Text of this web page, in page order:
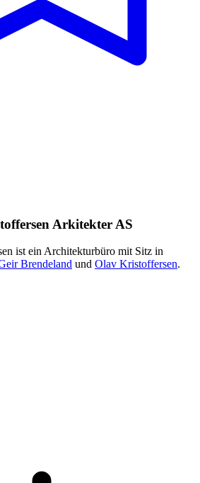
Arkitekter AS
ist ein Architekturbüro mit Sitz in
Brendeland und Olav Kristoffersen.